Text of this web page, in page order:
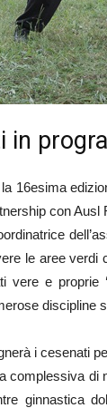
in
16esima
con Ausl
le aree verdi
vere e proprie
discipline
i cesenati
complessiva
ginnastica